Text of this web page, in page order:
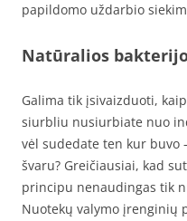
papildomo uždarbio
Natūralios
Galima tik įsivaizduoti,
siurbliu nusiurbiate nuo
vėl sudedate ten kur buvo
švaru? Greičiausiai, kad
principu nenaudingas tik
Nuotekų valymo įrenginių